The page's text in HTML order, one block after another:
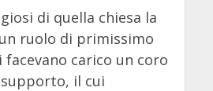
di quella chiesa la
ruolo di primissimo
facevano carico un coro
il cui